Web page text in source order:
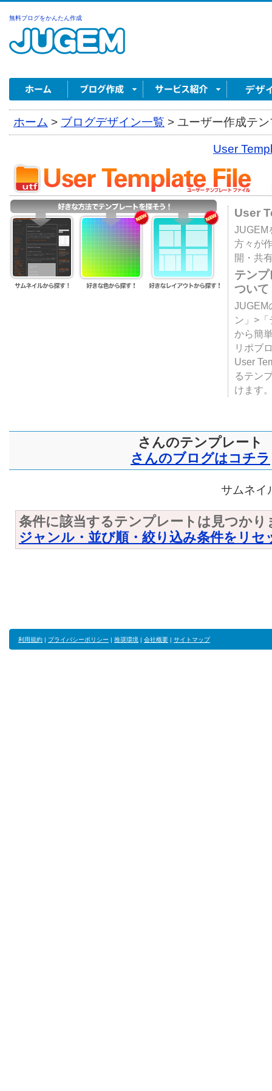
無料ブログをかんたん作成
ホーム > ブログデザイン一覧 > ユーザー作成テ
User
User
JUGEM
方々が
開・共
テン
ついて
JUGEM
ン」>
から簡
リポブ
User
るテン
けます
さんのテンプレート
さんのブログはコチラ
サムネイ
条件に該当するテンプレートは見つかり
ジャンル・並び順・絞り込み条件をリセ
利用規約 | プライバシーポリシー | 推奨環境 | 会社概要 | サイトマップ